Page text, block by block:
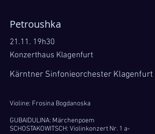
Petroushka
21.11. 19h30
Konzerthaus Klagenfurt
Violine: Frosina Bogdanoska
GUBAIDULINA: Märchenpoem
SCHOSTAKOWITSCH: Violinkonzert Nr. 1 a-
Kärntner Sinfonieorchester Klagenfurt